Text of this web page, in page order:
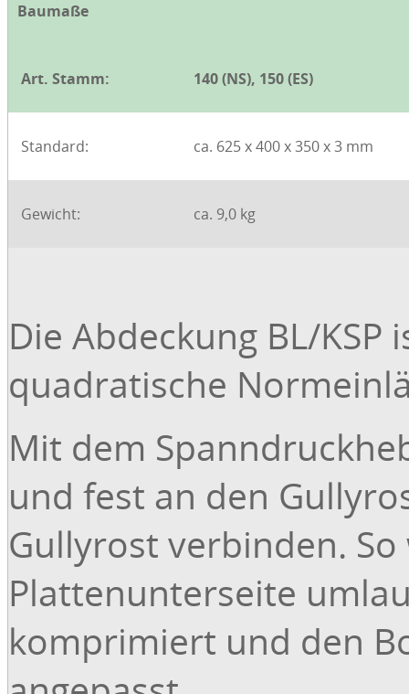
Baumaße
Art. Stamm: 140 (NS), 150 (ES)
Standard: ca. 625 x 400 x 350 x 3 mm
Gewicht: ca. 9,0 kg
Die Abdeckung BL/
quadratische
Mit dem
und fest an den
Gullyrost verbinden.
Plattenunterseite
komprimiert und den